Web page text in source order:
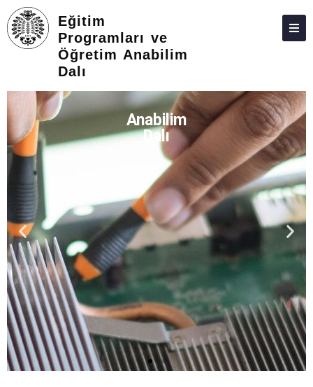
Eğitim
Programları ve
Öğretim Anabilim
Dalı
HAKKIMIZDA
KIŞILER
LISANSÜSTÜ
ARAŞTIRMA
TOPLUMA KATKI
ADAY ÖĞRENCILER
İLETIŞIM
Anabilim
Dalı